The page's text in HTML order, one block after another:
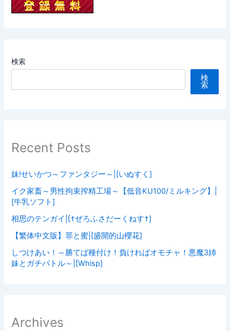
検索
検
索
Recent Posts
妹!せいかつ～ファンタジー～|[いぬすく]
イク家畜～男性拘束搾精工場～【低音KU100/ミルキング】|
[牛乳ソフト]
相思のテンガイ|[†ぜろふさだーくねす†]
【繁体中文版】罪と蜜|[盛開的山櫻花]
しつけあい！～勝てば種付け！負ければオモチャ！悪魔3姉
妹とガチバトル～|[Whisp]
Archives